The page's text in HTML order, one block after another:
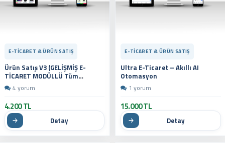
E-TICARET & ÜRÜN SATIŞ
Ürün Satış V3 (GELİŞMİŞ E-
TİCARET MODÜLLÜ Tüm
Sektörlere Uygundur - Yeni Dil
Sistemli)
4 yorum
4.200 TL
Detay
E-TICARET & ÜRÜN SATIŞ
Ultra E-Ticaret – Akıllı AI
Otomasyon
1 yorum
15.000 TL
Detay